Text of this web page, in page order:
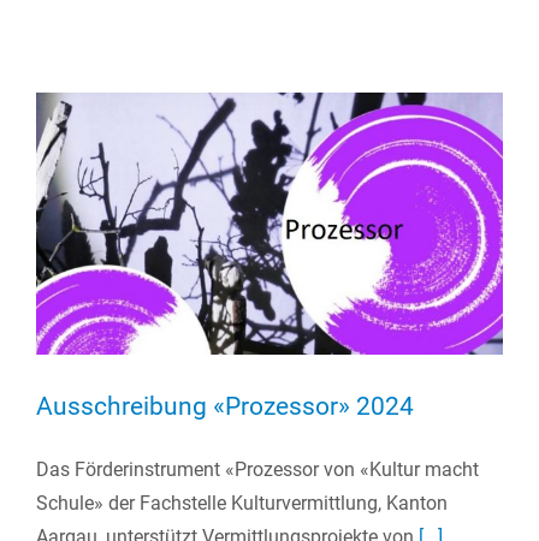
Ausschreibung «Prozessor» 2024
Das Förderinstrument «Prozessor von «Kultur macht
Schule» der Fachstelle Kulturvermittlung, Kanton